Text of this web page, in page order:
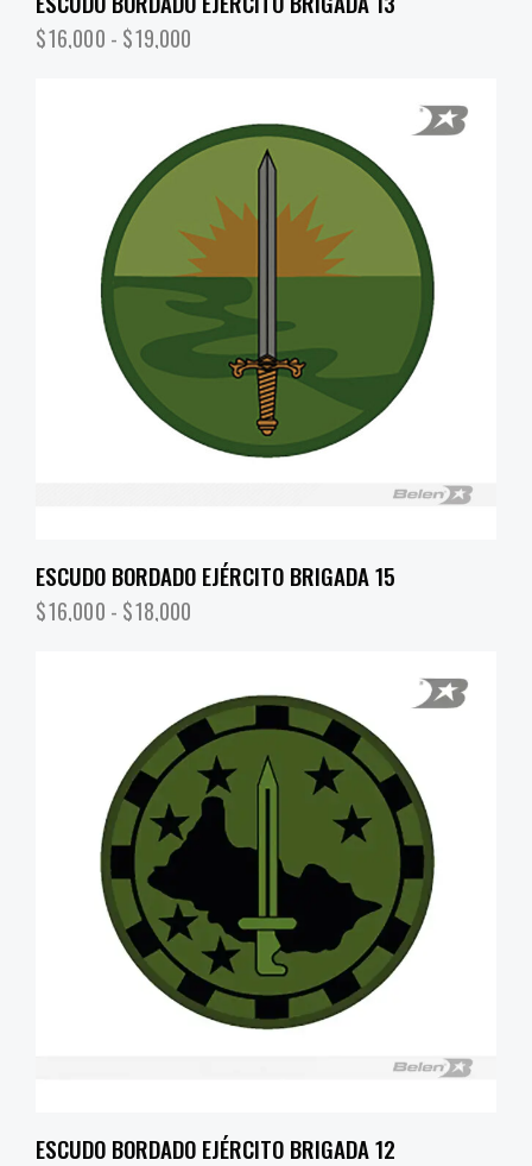
$16,000 - $19,000
ESCUDO BORDADO EJÉRCITO BRIGADA 15
$16,000 - $18,000
ESCUDO BORDADO EJÉRCITO BRIGADA 12